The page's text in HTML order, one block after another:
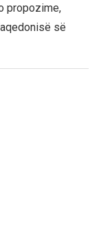
propozime,
së